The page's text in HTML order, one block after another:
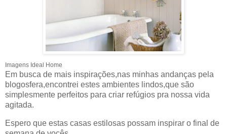
Imagens Ideal Home
Em busca de mais inspirações,nas minhas andanças pela
blogosfera,encontrei estes ambientes lindos,que são
simplesmente perfeitos para criar refúgios pra nossa vida
agitada.
Espero que estas casas estilosas possam inspirar o final de